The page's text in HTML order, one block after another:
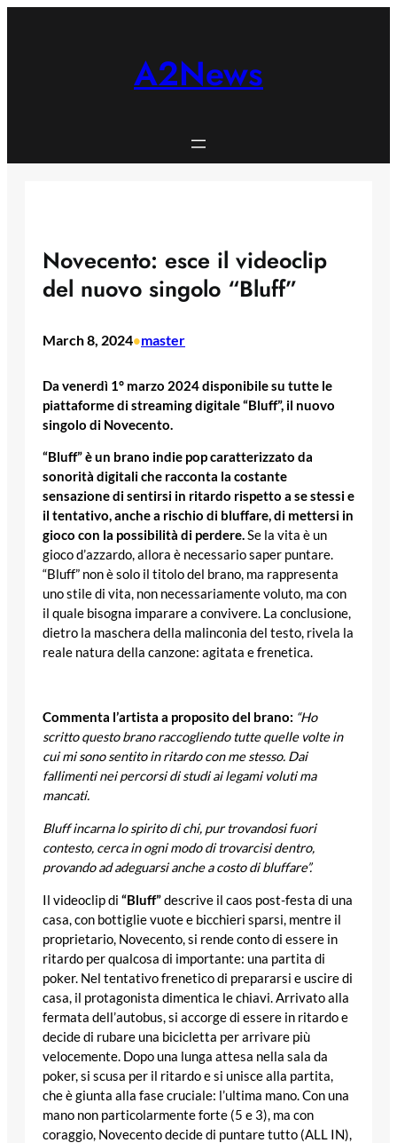
A2News
Novecento: esce il videoclip
del nuovo singolo “Bluff”
March 8, 2024•master
Da venerdì 1° marzo 2024 disponibile su tutte le
piattaforme di streaming digitale “Bluff”, il nuovo
singolo di Novecento.
“Bluff” è un brano indie pop caratterizzato da
sonorità digitali che racconta la costante
sensazione di sentirsi in ritardo rispetto a se stessi e
il tentativo, anche a rischio di bluffare, di mettersi in
gioco con la possibilità di perdere.Se la vita è un
gioco d’azzardo, allora è necessario saper puntare.
“Bluff” non è solo il titolo del brano, ma rappresenta
uno stile di vita, non necessariamente voluto, ma con
il quale bisogna imparare a convivere. La conclusione,
dietro la maschera della malinconia del testo, rivela la
reale natura della canzone: agitata e frenetica.
Commenta l’artista a proposito del brano: “Ho
scritto questo brano raccogliendo tutte quelle volte in
cui mi sono sentito in ritardo con me stesso. Dai
fallimenti nei percorsi di studi ai legami voluti ma
mancati.
Bluff incarna lo spirito di chi, pur trovandosi fuori
contesto, cerca in ogni modo di trovarcisi dentro,
provando ad adeguarsi anche a costo di bluffare”.
Il videoclip di “Bluff”descrive il caos post-festa di una
casa, con bottiglie vuote e bicchieri sparsi, mentre il
proprietario, Novecento, si rende conto di essere in
ritardo per qualcosa di importante: una partita di
poker. Nel tentativo frenetico di prepararsi e uscire di
casa, il protagonista dimentica le chiavi. Arrivato alla
fermata dell’autobus, si accorge di essere in ritardo e
decide di rubare una bicicletta per arrivare più
velocemente. Dopo una lunga attesa nella sala da
poker, si scusa per il ritardo e si unisce alla partita,
che è giunta alla fase cruciale: l’ultima mano. Con una
mano non particolarmente forte (5 e 3), ma con
coraggio, Novecento decide di puntare tutto (ALL IN),